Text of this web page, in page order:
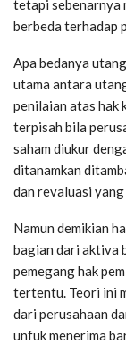
tetapi sebenarnya
berbeda terhadap
Apa bedanya
utama antara
penilaian atas hak
terpisah bila
saham diukur
ditanamkan
dan revaluasi
Namun demikian
bagian dari aktiva
pemegang hak
tertentu. Teori ini
dari perusahaan
unfuk menerima